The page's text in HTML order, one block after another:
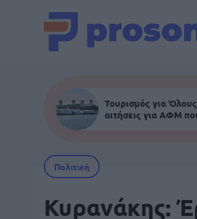
Τουρισμός για
αιτήσεις για ΑΦΜ
Πολιτική
Κυρανάκης: